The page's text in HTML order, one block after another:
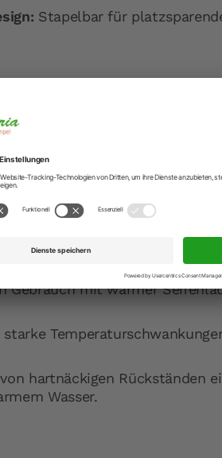
Stapelbar für
2,5 mm
Liter
Griff:30,4 cm
Gebrauch mit warmer
starke
hartnäckigen Rückständen
Wasser.